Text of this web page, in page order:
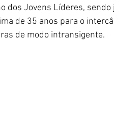
dos Jovens Líderes,
de 35 anos para o
de modo intransigente.